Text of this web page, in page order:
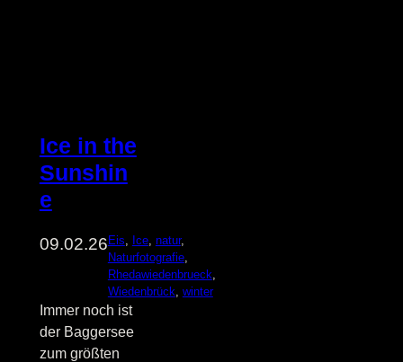
Ice in the
Sunshin
e
09.02.26Eis Ice, natur
Naturfotografie
Rhedawiedenbrueck
Wiedenbrück winter
Immer noch ist
der Baggersee
zum größten